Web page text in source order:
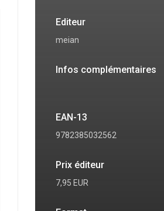
Editeur
meian
Infos complémentaires
EAN-13
9782385032562
Prix éditeur
7,95 EUR